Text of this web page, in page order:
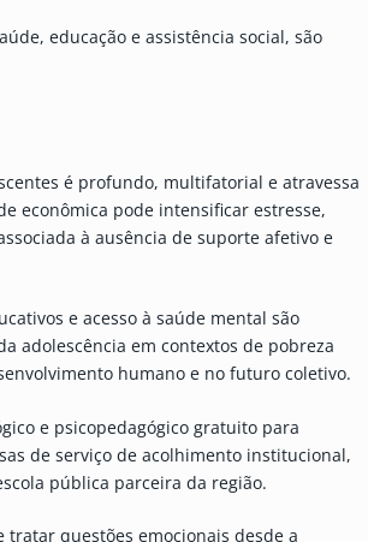
educação e assistência social, são
é profundo, multifatorial e atravessa
econômica pode intensificar estresse,
à ausência de suporte afetivo e
e acesso à saúde mental são
adolescência em contextos de pobreza
humano e no futuro coletivo.
e psicopedagógico gratuito para
de serviço de acolhimento institucional,
pública parceira da região.
tratar questões emocionais desde a